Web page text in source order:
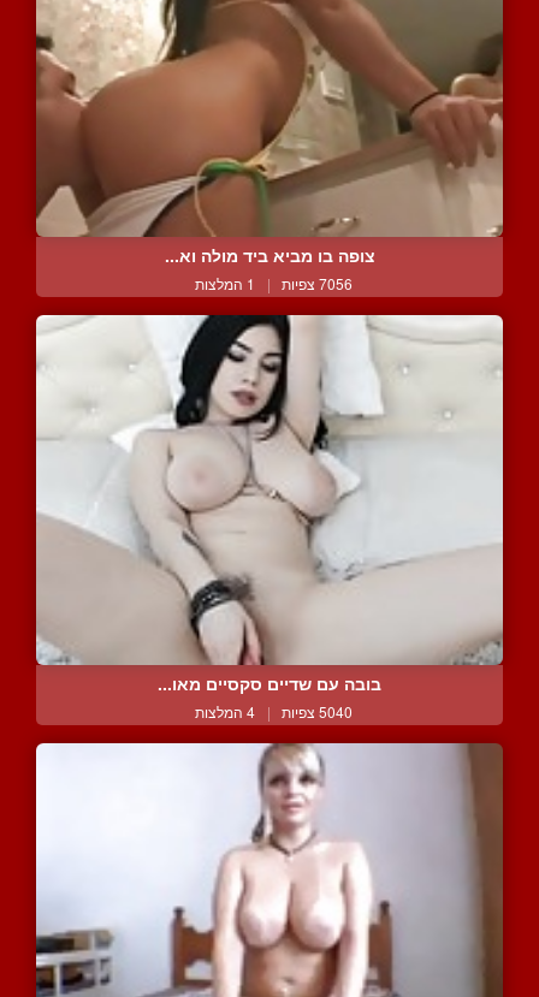
צופה בו מביא ביד מולה וא...
7056 צפיות | 1 המלצות
בובה עם שדיים סקסיים מאו...
5040 צפיות | 4 המלצות